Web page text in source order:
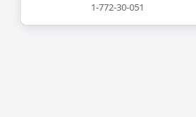
1-772-30-051